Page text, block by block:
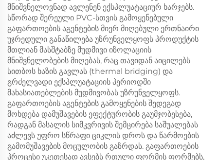
მნიშვნელოვნად ავლენენ ექსპლუატაციურ ხარჯებს.
სწორად შერეული PVC-სთვის გამოყენებული
გაფართოების აგენტების მიერ მიღებული ერთნაირი
უჯრედული განაწილება უზრუნველყოფს პროდუქტის
მთლიან მასშტაბზე მუდმივი იზოლაციის
მნიშვნელობების მიღებას, რაც თავიდან აიცილებს
სითბოს ხაზის გავლას (thermal bridging) და
გრძელვადი ექსპლუატაციის პერიოდში
მახასიათებლების მუდმივობას უზრუნველყოფს.
გაფართოების აგენტების გამოყენების შედეგად
მოხდება დამუშავების ეფექტურობის გაუმჯობესება,
რადგან მასალის სიმკვრივის შემცირება საშუალებას
აძლევს უფრო სწრაფი ციკლის დროს და წარმოების
გამომუშავების მოცულობის გაზრდას. გაფართოების
პროცესი უკეთესად ავსებს რთული ფორმის ფორმებს,